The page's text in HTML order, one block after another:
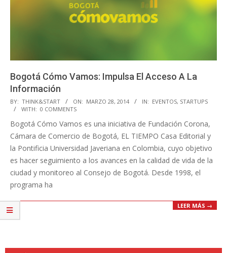
Bogotá Cómo Vamos: Impulsa El Acceso A La
Información
2014-
03-
28
BY: THINK&START ON: MARZO 28, 2014 IN: EVENTOS, STARTUPS
WITH: 0 COMMENTS
Bogotá Cómo Vamos es una iniciativa de Fundación Corona,
Cámara de Comercio de Bogotá, EL TIEMPO Casa Editorial y
la Pontificia Universidad Javeriana en Colombia, cuyo objetivo
es hacer seguimiento a los avances en la calidad de vida de la
ciudad y monitoreo al Consejo de Bogotá. Desde 1998, el
programa ha
LEER MÁS →